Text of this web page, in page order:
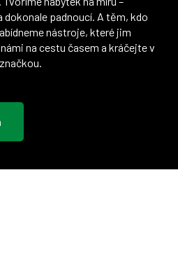
dokonale padnoucí. A těm, kdo
nástroje, které jim
na cestu časem a kráčejte v